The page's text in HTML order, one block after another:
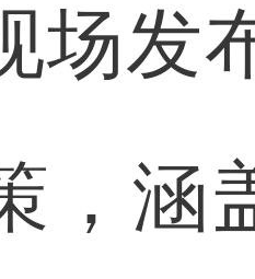
场发
，涵